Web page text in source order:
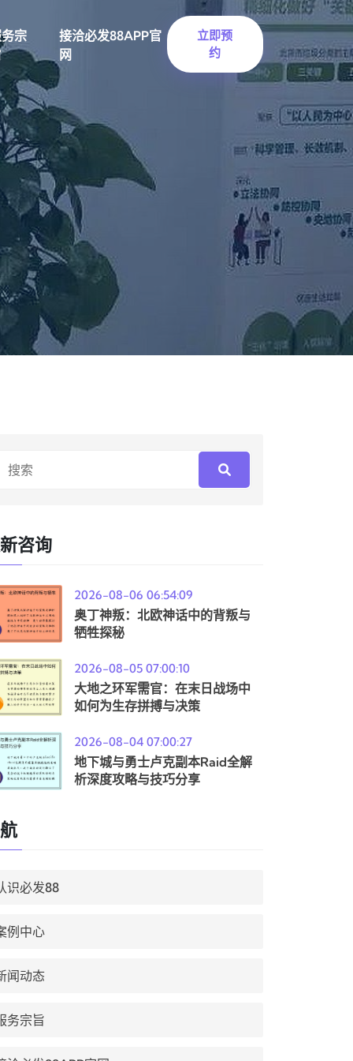
宗
接洽必发88APP官
网
立即预
约
咨询
2026-08-06 06:54:09
奥丁神叛：北欧神话中的背叛与
牺牲探秘
2026-08-05 07:00:10
大地之环军需官：在末日战场中
如何为生存拼搏与决策
2026-08-04 07:00:27
地下城与勇士卢克副本Raid全解
析深度攻略与技巧分享
识必发88
例中心
闻动态
务宗旨